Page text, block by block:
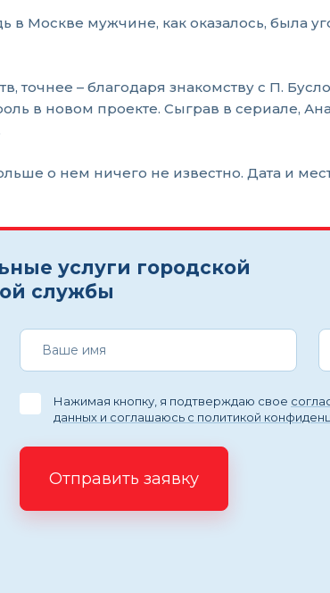
Москве мужчине, как оказалось, была
точнее – благодаря знакомству с П.
в новом проекте. Сыграв в сериале,
о нем ничего не известно. Дата и
услуги городской
службы
Нажимая кнопку, я подтверждаю свое
данных и соглашаюсь с политикой
Отправить заявку